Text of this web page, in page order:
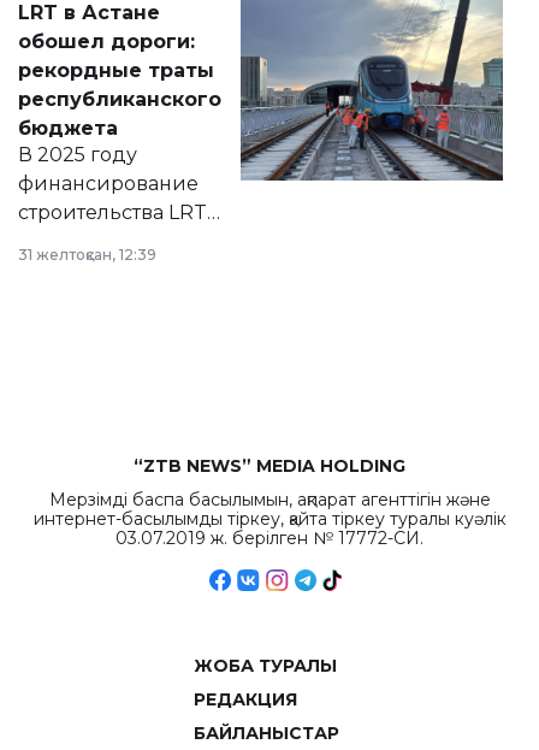
документ
появился в базе
нормативных
правовых актов и
на сайте маслихат
города.
LRT в Астане
обошел дороги:
рекордные траты
республиканского
бюджета
В 2025 году
финансирование
строительства LRT
республиканского
31 желтоқсан, 12:39
“ZTB NEWS” MEDIA HOLDING
Мерзімді баспа басылымын, ақпарат агенттігін және
интернет-басылымды тіркеу, қайта тіркеу туралы куәлік
03.07.2019 ж. берілген № 17772-СИ.
ЖОБА ТУРАЛЫ
РЕДАКЦИЯ
БАЙЛАНЫСТАР